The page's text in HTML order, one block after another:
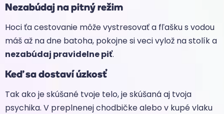
Nezabúdaj na pitný režim
Hoci ťa cestovanie môže vystresovať a fľašku s vodou
máš až na dne batoha, pokojne si veci vylož na stolík a
nezabúdaj pravidelne piť.
Keď sa dostaví úzkosť
Tak ako je skúšané tvoje telo, je skúšaná aj tvoja
psychika. V preplnenej chodbičke alebo v kupé vlaku